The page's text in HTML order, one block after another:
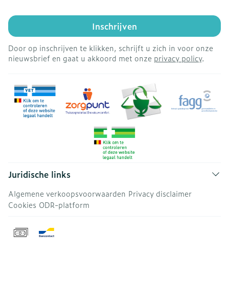
Inschrijven
Door op inschrijven te klikken, schrijft u zich in voor onze
nieuwsbrief en gaat u akkoord met onze privacy policy.
Juridische links
Algemene verkoopsvoorwaarden Privacy disclaimer
Cookies ODR-platform